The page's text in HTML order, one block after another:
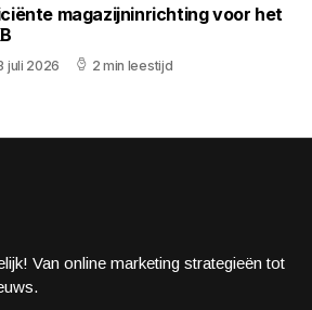
magazijninrichting voor het
juli 2026 2 min leestijd
Van online marketing strategieën tot